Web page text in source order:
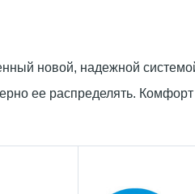
новой, надежной
ее распределять.